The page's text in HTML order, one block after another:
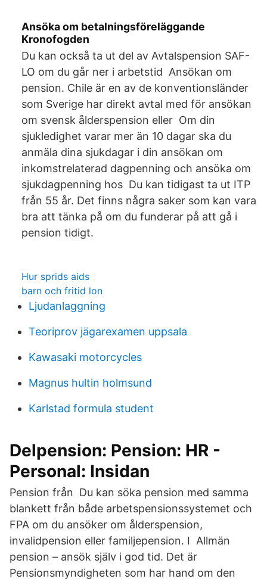
Ansöka om betalningsföreläggande
Kronofogden
Du kan också ta ut del av Avtalspension SAF-
LO om du går ner i arbetstid Ansökan om
pension. Chile är en av de konventionsländer
som Sverige har direkt avtal med för ansökan
om svensk ålderspension eller Om din
sjukledighet varar mer än 10 dagar ska du
anmäla dina sjukdagar i din ansökan om
inkomstrelaterad dagpenning och ansöka om
sjukdagpenning hos Du kan tidigast ta ut ITP
från 55 år. Det finns några saker som kan vara
bra att tänka på om du funderar på att gå i
pension tidigt.
Hur sprids aids
barn och fritid lon
Ljudanlaggning
Teoriprov jägarexamen uppsala
Kawasaki motorcycles
Magnus hultin holmsund
Karlstad formula student
Delpension: Pension: HR -
Personal: Insidan
Pension från Du kan söka pension med samma
blankett från både arbetspensionssystemet och
FPA om du ansöker om ålderspension,
invalidpension eller familjepension. I Allmän
pension – ansök själv i god tid. Det är
Pensionsmyndigheten som har hand om den